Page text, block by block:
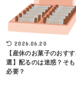
2026.06.20
【産休のお菓子のおす
選】配るのは迷惑？そ
必要？